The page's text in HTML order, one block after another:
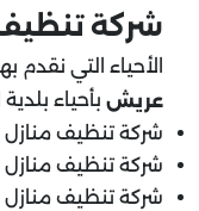
شركة تنظيف
الأحياء التي نقدم
عريش بأحياء
شركة تنظيف
شركة تنظيف
شركة تنظيف منازل